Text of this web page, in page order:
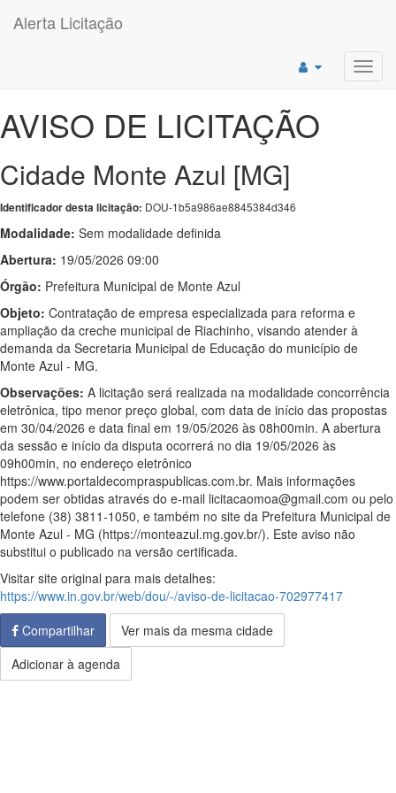
Alerta Licitação
AVISO DE LICITAÇÃO
Cidade Monte Azul [MG]
Identificador desta licitação: DOU-1b5a986ae8845384d346
Modalidade: Sem modalidade definida
Abertura: 19/05/2026 09:00
Órgão: Prefeitura Municipal de Monte Azul
Objeto: Contratação de empresa especializada para reforma e
ampliação da creche municipal de Riachinho, visando atender à
demanda da Secretaria Municipal de Educação do município de
Monte Azul - MG.
Observações: A licitação será realizada na modalidade concorrência
eletrônica, tipo menor preço global, com data de início das propostas
em 30/04/2026 e data final em 19/05/2026 às 08h00min. A abertura
da sessão e início da disputa ocorrerá no dia 19/05/2026 às
09h00min, no endereço eletrônico
https://www.portaldecompraspublicas.com.br. Mais informações
podem ser obtidas através do e-mail licitacaomoa@gmail.com ou pelo
telefone (38) 3811-1050, e também no site da Prefeitura Municipal de
Monte Azul - MG (https://monteazul.mg.gov.br/). Este aviso não
substitui o publicado na versão certificada.
Visitar site original para mais detalhes:
https://www.in.gov.br/web/dou/-/aviso-de-licitacao-702977417
Compartilhar
Ver mais da mesma cidade
Adicionar à agenda